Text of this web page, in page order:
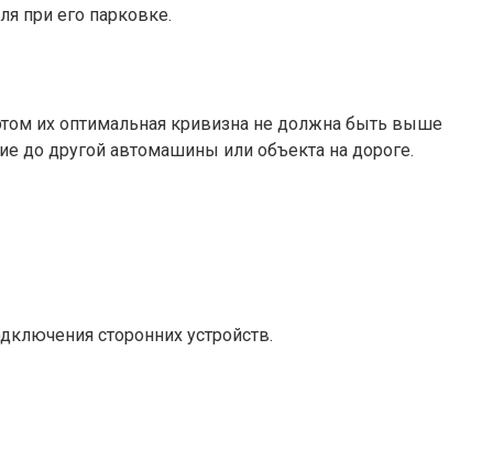
при его парковке.
их оптимальная кривизна не должна быть выше
до другой автомашины или объекта на дороге.
сторонних устройств.